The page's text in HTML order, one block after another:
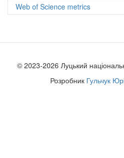
Web of Science metrics
© 2023-2026 Луцький
Розробник Гульчук